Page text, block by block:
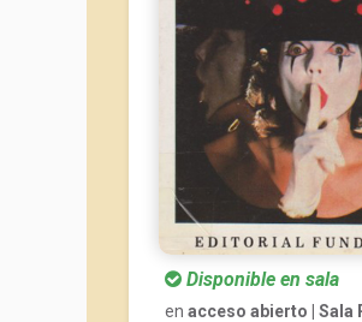
Disponible en sala
en acceso abierto | Sala